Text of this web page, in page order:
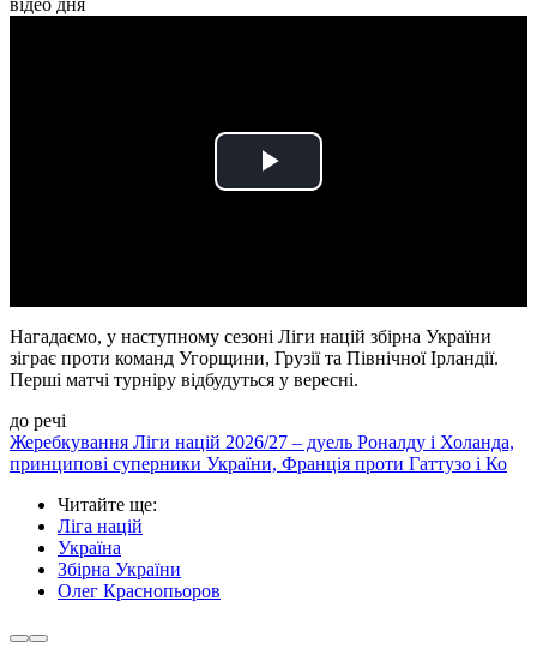
відео дня
Play
Нагадаємо, у наступному сезоні Ліги націй збірна України
зіграє проти команд Угорщини, Грузії та Північної Ірландії.
Перші матчі турніру відбудуться у вересні.
до речі
Жеребкування Ліги націй 2026/27 – дуель Роналду і Холанда,
принципові суперники України, Франція проти Гаттузо і Ко
Читайте ще:
Ліга націй
Україна
Збірна України
Олег Краснопьоров